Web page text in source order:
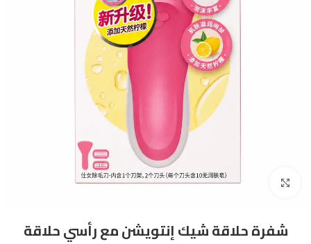
Click to enlarge
شفرة حلاقة شيك إنتويشن مع رأسي حلاقة